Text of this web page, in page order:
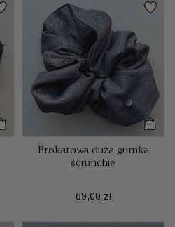
Brokatowa duża gumka
scrunchie
Cena
69,00 zł